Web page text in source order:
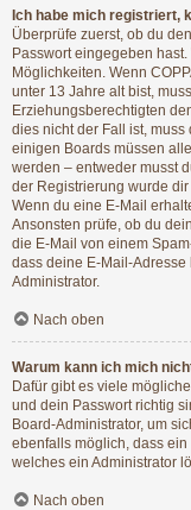
Ich habe mich registriert,
Überprüfe zuerst, ob du
Passwort eingegeben
Möglichkeiten. Wenn
unter 13 Jahre alt bist,
Erziehungsberechtigten
dies nicht der Fall ist,
einigen Boards müssen
werden – entweder musst
der Registrierung wurde
Wenn du eine E-Mail
Ansonsten prüfe, ob du
die E-Mail von einem
dass deine E-Mail-
Administrator.
Nach oben
Warum kann ich mich
Dafür gibt es viele
und dein Passwort richtig
Board-Administrator, um
ebenfalls möglich, dass
welches ein Administrator
Nach oben